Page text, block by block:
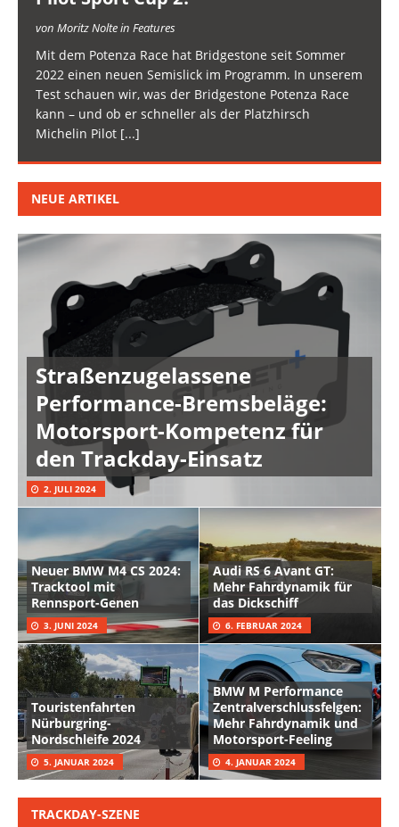
von Moritz Nolte in Features
Mit dem Potenza Race hat Bridgestone seit Sommer
2022 einen neuen Semislick im Programm. In unserem
Test schauen wir, was der Bridgestone Potenza Race
kann – und ob er schneller als der Platzhirsch
Michelin Pilot [...]
NEUE ARTIKEL
Straßenzugelassene
Performance-Bremsbeläge:
Motorsport-Kompetenz für
den Trackday-Einsatz
2. JULI 2024
Neuer BMW M4 CS 2024:
Tracktool mit
Rennsport-Genen
3. JUNI 2024
Audi RS 6 Avant GT:
Mehr Fahrdynamik für
das Dickschiff
6. FEBRUAR 2024
Touristenfahrten
Nürburgring-
Nordschleife 2024
5. JANUAR 2024
BMW M Performance
Zentralverschlussfelgen:
Mehr Fahrdynamik und
Motorsport-Feeling
4. JANUAR 2024
TRACKDAY-SZENE